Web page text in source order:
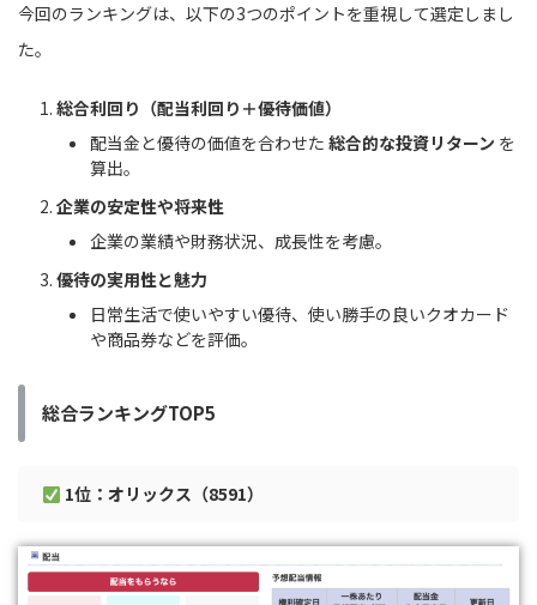
今回のランキングは、以下の3つのポイントを重視して選定しまし
た。
総合利回り（配当利回り＋優待価値）
配当金と優待の価値を合わせた 総合的な投資リターン を
算出。
企業の安定性や将来性
企業の業績や財務状況、成長性を考慮。
優待の実用性と魅力
日常生活で使いやすい優待、使い勝手の良いクオカード
や商品券などを評価。
総合ランキングTOP5
1位：オリックス（8591）